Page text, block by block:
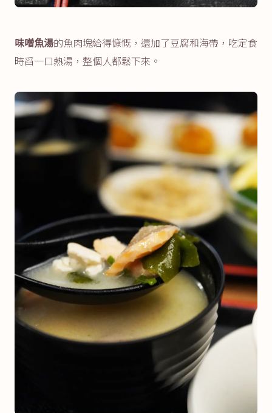
味噌魚湯的魚肉塊給得慷慨，還加了豆腐和海帶，吃定食
時舀一口熱湯，整個人都鬆下來。